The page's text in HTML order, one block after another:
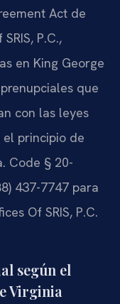
Act de
P.C.,
en King George
que
con las leyes
principio de
Code § 20-
437-7747 para
Of SRIS, P.C.
según el
Virginia